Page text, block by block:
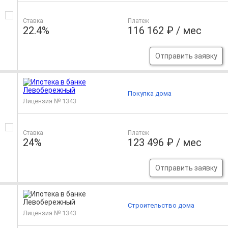
Ставка
22.4%
Платеж
116 162 ₽ / мес
Отправить заявку
Лицензия № 1343
Ставка
24%
Платеж
123 496 ₽ / мес
Отправить заявку
Покупка дома
Лицензия № 1343
Строительство дома